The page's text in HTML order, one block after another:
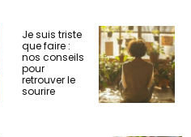
Je suis triste
que faire :
nos conseils
pour
retrouver le
sourire